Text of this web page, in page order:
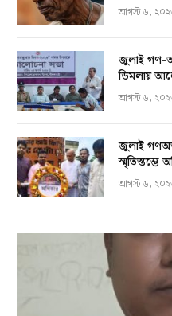
আগস্ট ৬,
জুলাই গণ-
ডিমলায়
আগস্ট ৬,
জুলাই
স্মৃতিস্তম্ভে
আগস্ট ৬,